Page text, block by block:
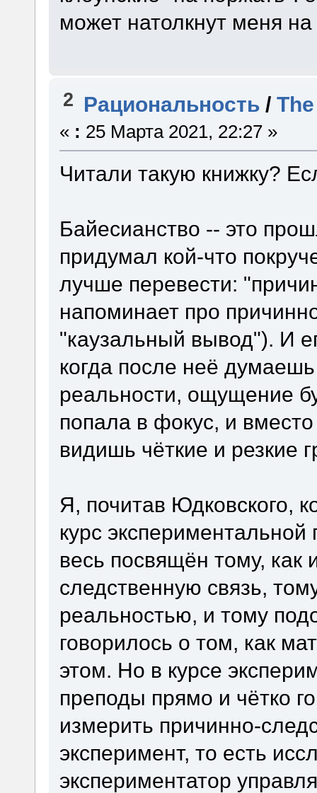
может натолкнут меня на
2 Рациональность /
« : 25 Марта 2021, 22:27 »
Читали такую книжку?
Байесианство -- это
придумал кой-что
лучше перевести:
напоминает про
"каузальный вывод"). И
когда после неё
реальности, ощущение
попала в фокус, и
видишь чёткие и резкие
Я, почитав Юдковского,
курс
весь посвящён тому, как
следственную связь,
реальностью, и тому
говорилось о том, как
этом. Но в курсе
преподы прямо и чётко
измерить причинно-
эксперимент, то есть
экспериментатор